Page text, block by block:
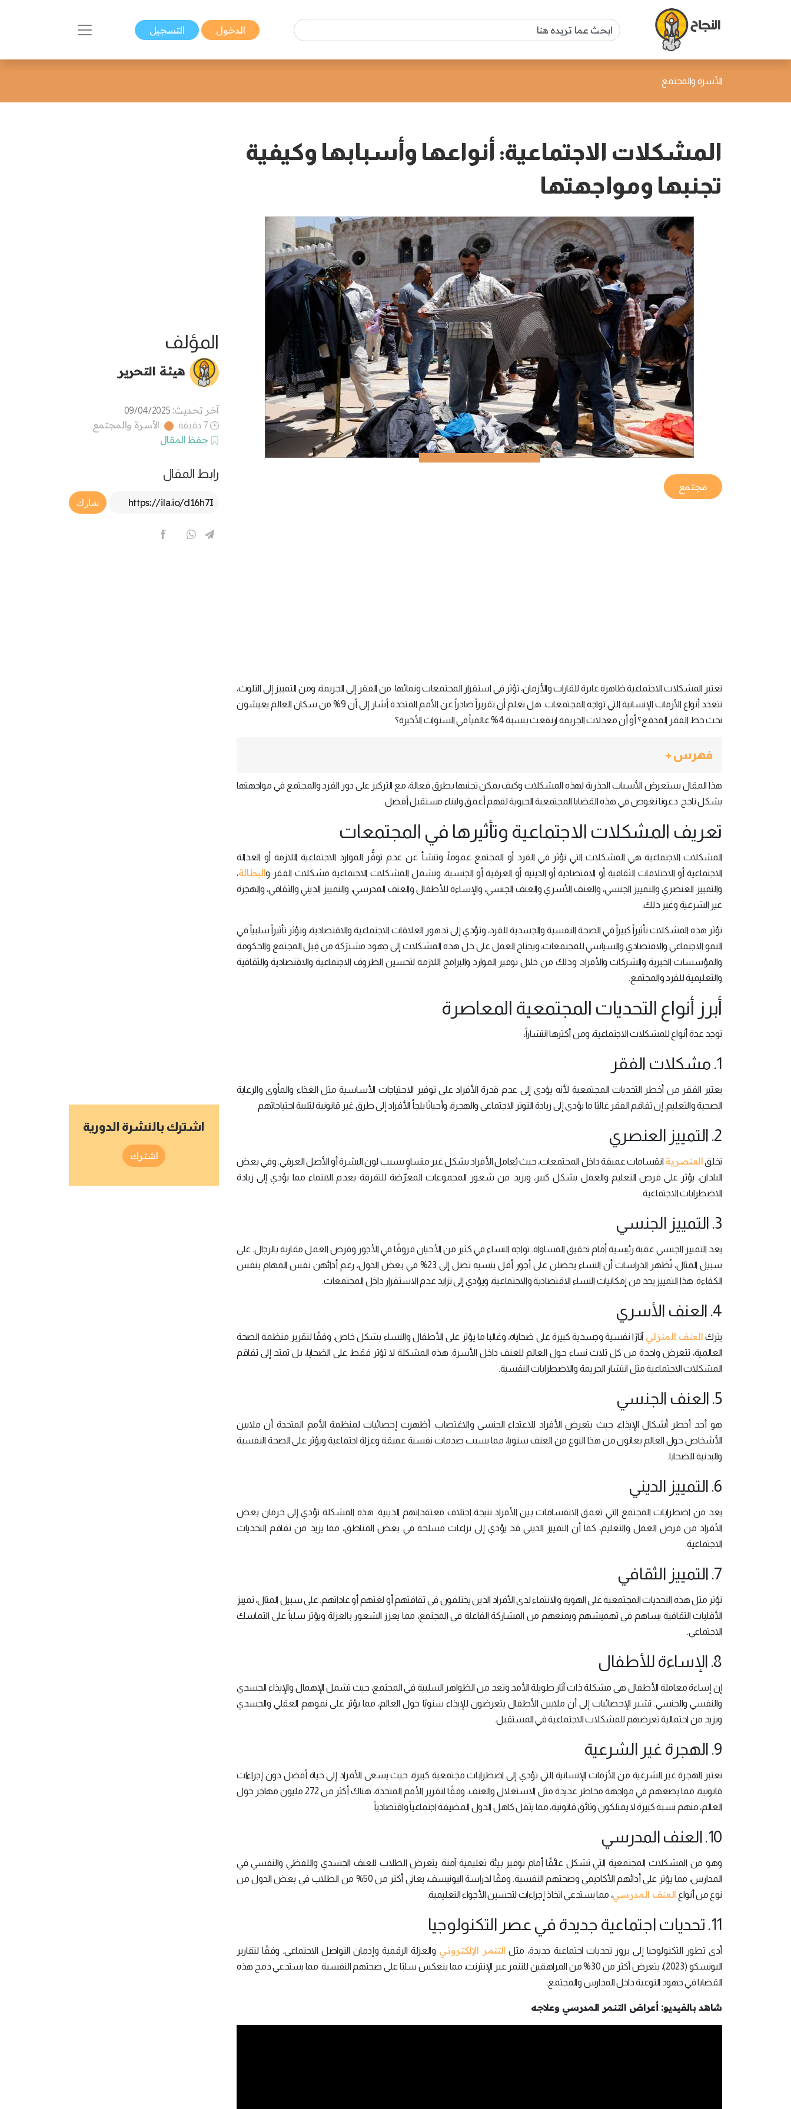
الدخول التسجيل
الأسرة والمجتمع
المشكلات الاجتماعية: أنواعها وأسبابها وكيفية
تجنبها ومواجهتها
مجتمع
تعتبر المشكلات الاجتماعية ظاهرة عابرة للقارات والأزمان، تؤثر في استقرار المجتمعات ونمائها. من الفقر إلى الجريمة، ومن التمييز إلى التلوث،
تتعدد أنواع الأزمات الإنسانية التي تواجه المجتمعات. هل تعلم أن تقريراً صادراً عن الأمم المتحدة أشار إلى أن 9% من سكان العالم يعيشون
تحت خط الفقر المدقع؟ أو أن معدلات الجريمة ارتفعت بنسبة 4% عالمياً في السنوات الأخيرة؟
المؤلف
هيئة التحرير
آخر تحديث: 09/04/2025
7 دقيقة
الأسرة والمجتمع
حفظ المقال
رابط المقال
Article Link
شارك
فهرس +
هذا المقال يستعرض الأسباب الجذرية لهذه المشكلات وكيف يمكن تجنبها بطرق فعالة، مع التركيز على دور الفرد والمجتمع في مواجهتها
بشكل ناجح. دعونا نغوص في هذه القضايا المجتمعية الحيوية لفهم أعمق ولبناء مستقبل أفضل.
تعريف المشكلات الاجتماعية وتأثيرها في المجتمعات
المشكلات الاجتماعية هي المشكلات التي تؤثر في الفرد أو المجتمع عموماً، وتنشأ عن عدم توفُّر الموارد الاجتماعية اللازمة أو العدالة
الاجتماعية أو الاختلافات الثقافية أو الاقتصادية أو الدينية أو العرقية أو الجنسية، وتشمل المشكلات الاجتماعية مشكلات الفقر والبطالة،
والتمييز العنصري والتمييز الجنسي، والعنف الأسري والعنف الجنسي، والإساءة للأطفال والعنف المدرسي، والتمييز الديني والثقافي، والهجرة
غير الشرعية وغير ذلك.
تؤثر هذه المشكلات تأثيراً كبيراً في الصحة النفسية والجسدية للفرد، وتؤدي إلى تدهور العلاقات الاجتماعية والاقتصادية، وتؤثر تأثيراً سلبياً في
النمو الاجتماعي والاقتصادي والسياسي للمجتمعات، ويحتاج العمل على حل هذه المشكلات إلى جهود مشترَكة من قِبل المجتمع والحكومة
والمؤسسات الخيرية والشركات والأفراد، وذلك من خلال توفير الموارد والبرامج اللازمة لتحسين الظروف الاجتماعية والاقتصادية والثقافية
والتعليمية للفرد والمجتمع.
أبرز أنواع التحديات المجتمعية المعاصرة
توجد عدة أنواع للمشكلات الاجتماعية، ومن أكثرها انتشاراً:
1. مشكلات الفقر
يعتبر الفقر من أخطر التحديات المجتمعية لأنه يؤدي إلى عدم قدرة الأفراد على توفير الاحتياجات الأساسية مثل الغذاء والمأوى والرعاية
الصحية والتعليم. إن تفاقم الفقر غالبًا ما يؤدي إلى زيادة التوتر الاجتماعي والهجرة، وأحيانًا يلجأ الأفراد إلى طرق غير قانونية لتلبية احتياجاتهم
2. التمييز العنصري
تخلقالعنصرية انقسامات عميقة داخل المجتمعات، حيث يُعامل الأفراد بشكل غير متساوٍ بسبب لون البشرة أو الأصل العرقي. وفي بعض
البلدان، يؤثر على فرص التعليم والعمل بشكل كبير، ويزيد من شعور المجموعات المعرّضة للتفرقة بعدم الانتماء مما يؤدي إلى زيادة
الاضطرابات الاجتماعية.
3. التمييز الجنسي
يعد التمييز الجنسي عقبة رئيسية أمام تحقيق المساواة. تواجه النساء في كثير من الأحيان فروقًا في الأجور وفرص العمل مقارنة بالرجال. على
سبيل المثال، تُظهر الدراسات أن النساء يحصلن على أجور أقل بنسبة تصل إلى 23% في بعض الدول، رغم أدائهن نفس المهام بنفس
الكفاءة. هذا التمييز يحد من إمكانيات النساء الاقتصادية والاجتماعية، ويؤدي إلى تزايد عدم الاستقرار داخل المجتمعات.
4. العنف الأسري
يترك العنف المنزلي آثارًا نفسية وجسدية كبيرة على ضحاياه، وغالبا ما يؤثر على الأطفال والنساء بشكل خاص. وفقًا لتقرير منظمة الصحة
العالمية، تتعرض واحدة من كل ثلاث نساء حول العالم للعنف داخل الأسرة. هذه المشكلة لا تؤثر فقط على الضحايا، بل تمتد إلى تفاقم
المشكلات الاجتماعية مثل انتشار الجريمة والاضطرابات النفسية.
5. العنف الجنسي
هو أحد أخطر أشكال الإيذاء، حيث يتعرض الأفراد للاعتداء الجنسي والاغتصاب. أظهرت إحصائيات لمنظمة الأمم المتحدة أن ملايين
الأشخاص حول العالم يعانون من هذا النوع من العنف سنويا، مما يسبب صدمات نفسية عميقة وعزلة اجتماعية ويؤثر على الصحة النفسية
والبدنية للضحايا.
6. التمييز الديني
يعد من اضطرابات المجتمع التي تعمق الانقسامات بين الأفراد نتيجة اختلاف معتقداتهم الدينية. هذه المشكلة تؤدي إلى حرمان بعض
الأفراد من فرص العمل والتعليم، كما أن التمييز الديني قد يؤدي إلى نزاعات مسلحة في بعض المناطق، مما يزيد من تفاقم التحديات
الاجتماعية.
7. التمييز الثقافي
تؤثر مثل هذه التحديات المجتمعية على الهوية والانتماء لدى الأفراد الذين يختلفون في ثقافتهم أو لغتهم أو عاداتهم. على سبيل المثال، تمييز
الأقليات الثقافية يساهم في تهميشهم ويمنعهم من المشاركة الفاعلة في المجتمع، مما يعزز الشعور بالعزلة ويؤثر سلباً على التماسك
الاجتماعي.
8. الإساءة للأطفال
إن إساءة معاملة الأطفال هي مشكلة ذات آثار طويلة الأمد وتعد من الظواهر السلبية في المجتمع، حيث تشمل الإهمال والإيذاء الجسدي
والنفسي والجنسي. تشير الإحصائيات إلى أن ملايين الأطفال يتعرضون للإيذاء سنويًا حول العالم، مما يؤثر على نموهم العقلي والجسدي
ويزيد من احتمالية تعرضهم للمشكلات الاجتماعية في المستقبل.
9. الهجرة غير الشرعية
تعتبر الهجرة غير الشرعية من الأزمات الإنسانية التي تؤدي إلى اضطرابات مجتمعية كبيرة، حيث يسعى الأفراد إلى حياة أفضل دون إجراءات
قانونية، مما يضعهم في مواجهة مخاطر عديدة مثل الاستغلال والعنف. وفقًا لتقرير الأمم المتحدة، هناك أكثر من 272 مليون مهاجر حول
العالم، منهم نسبة كبيرة لا يمتلكون وثائق قانونية، مما يثقل كاهل الدول المضيفة اجتماعياً واقتصادياً.
10. العنف المدرسي
وهو من المشكلات المجتمعية التي تشكل عائقًا أمام توفير بيئة تعليمية آمنة. يتعرض الطلاب للعنف الجسدي واللفظي والنفسي في
المدارس، مما يؤثر على أدائهم الأكاديمي وصحتهم النفسية. وفقًا لدراسة اليونيسف، يعاني أكثر من 50% من الطلاب في بعض الدول من
نوع من أنواع العنف المدرسي، مما يستدعي اتخاذ إجراءات لتحسين الأجواء التعليمية.
11. تحديات اجتماعية جديدة في عصر التكنولوجيا
أدى تطور التكنولوجيا إلى بروز تحديات اجتماعية جديدة، مثل التنمر الإلكتروني والعزلة الرقمية وإدمان التواصل الاجتماعي. وفقًا لتقارير
اليونسكو (2023)، يتعرض أكثر من 30% من المراهقين للتنمر عبر الإنترنت، مما ينعكس سلبًا على صحتهم النفسية. مما يستدعي دمج هذه
القضايا في جهود التوعية داخل المدارس والمجتمع.
شاهد بالفيديو: أعراض التنمر المدرسي وعلاجه
اشترك بالنشرة الدورية
اشترك